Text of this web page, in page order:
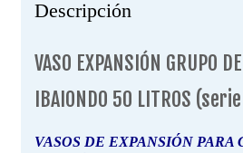
Descripción
VASO EXPANSIÓN GRUPO
IBAIONDO 50 LITROS
VASOS DE EXPANSIÓN PARA